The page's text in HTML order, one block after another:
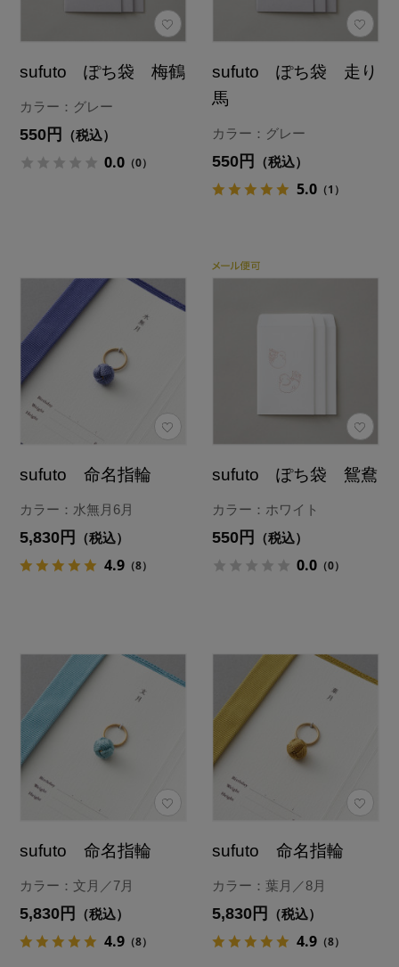
sufuto ぽち袋 梅鶴
カラー：グレー
550円 （税込）
0.0 （0）
sufuto ぽち袋 走り
馬
カラー：グレー
550円 （税込）
5.0 （1）
sufuto 命名指輪
カラー：水無月6月
5,830円 （税込）
4.9 （8）
sufuto ぽち袋 鴛鴦
カラー：ホワイト
550円 （税込）
0.0 （0）
sufuto 命名指輪
カラー：文月／7月
5,830円 （税込）
4.9 （8）
sufuto 命名指輪
カラー：葉月／8月
5,830円 （税込）
4.9 （8）